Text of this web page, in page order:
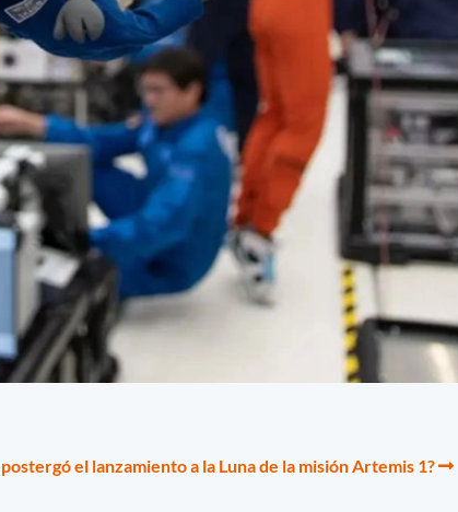
el lanzamiento a la Luna de la misión Artemis 1?